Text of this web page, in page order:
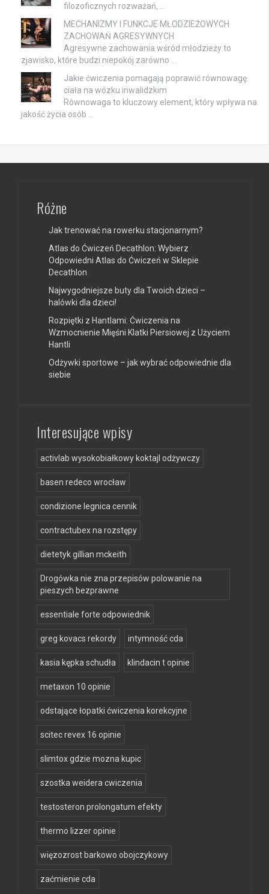
filozoficznych rozważań, …
MECHANIZMY I FUNKCJE MŁODZIEŻOWYCH
ZACHOWAŃ AGRESYWNYCH
Agresywne zachowania wśród młodzieży to
zjawisko, które budzi niepokój zarówno …
Jakie ćwiczenia pomagają poprawić równowagę
ciała na wózku inwalidzkim
Równowaga to kluczowy element, który wpływa na
jakość życia osób …
Różne
Jak trenować na rowerku stacjonarnym?
Atlas do Ćwiczeń Decathlon: Wybierz
Odpowiedni Atlas do Ćwiczeń w Sklepie
Decathlon
Najwygodniejsze buty dla Twoich dzieci –
halówki dla dzieci!
Rozpiętki z Hantlami: Ćwiczenia na
Wzmocnienie Mięśni Klatki Piersiowej z Użyciem
Hantli
Odżywki sportowe – jak wybrać odpowiednie dla
siebie
Interesujące wpisy
activlab wysokobiałkowy koktajl odżywczy
basen redeco wrocław
condizione legnica cennik
contractubex na rozstępy
dietetyk gillian mckeith
Drogówka nie zna przepisów polowanie na
pieszych bezprawne
essentiale forte odpowiednik
greg kovacs rekordy intymność cda
kasia kępka schudła klindacin t opinie
metaxon 10 opinie
odstające łopatki ćwiczenia korekcyjne
scitec revex 16 opinie
slimtox gdzie mozna kupic
szostka weidera cwiczenia
testosteron prolongatum efekty
thermo lizzer opinie
więzozrost barkowo obojczykowy
zaćmienie cda